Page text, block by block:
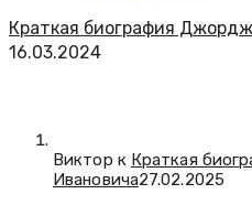
Краткая биография
16.03.2024
Виктор к Краткая
Ивановича27.02.2025